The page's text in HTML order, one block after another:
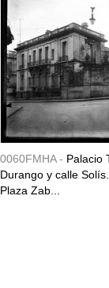
0060FMHA - Palacio
Durango y calle
Plaza Zab...